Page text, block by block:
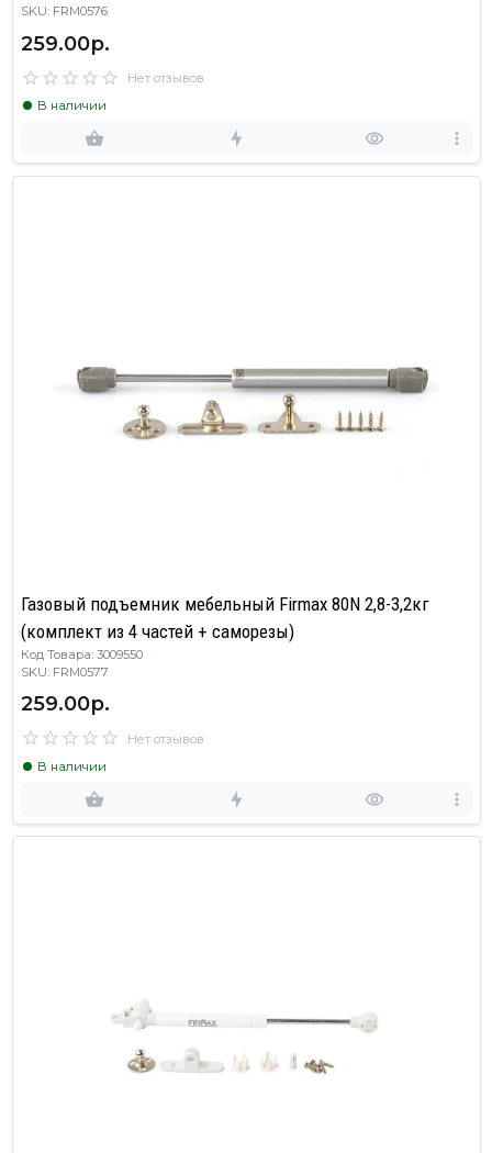
SKU: FRM0576
259.00р.
Нет отзывов
В наличии
Газовый подъемник мебельный Firmax 80N 2,8-3,2кг
(комплект из 4 частей + саморезы)
Код Товара: 3009550
SKU: FRM0577
259.00р.
Нет отзывов
В наличии